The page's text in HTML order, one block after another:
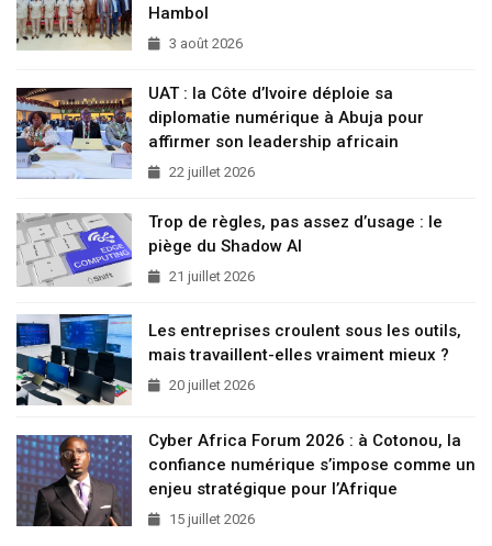
Hambol
3 août 2026
UAT : la Côte d’Ivoire déploie sa
diplomatie numérique à Abuja pour
affirmer son leadership africain
22 juillet 2026
Trop de règles, pas assez d’usage : le
piège du Shadow AI
21 juillet 2026
Les entreprises croulent sous les outils,
mais travaillent-elles vraiment mieux ?
20 juillet 2026
Cyber Africa Forum 2026 : à Cotonou, la
confiance numérique s’impose comme un
enjeu stratégique pour l’Afrique
15 juillet 2026